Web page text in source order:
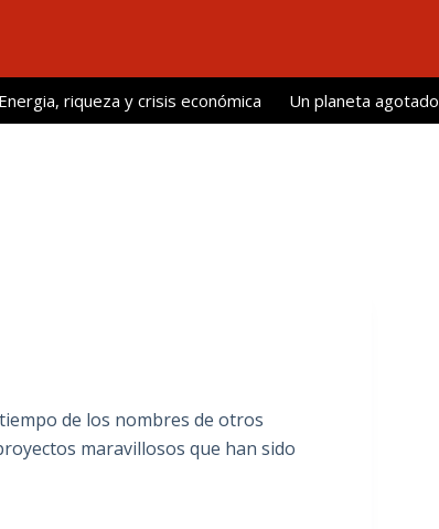
Energia, riqueza y crisis económica Un planeta agotado
de los nombres de otros
maravillosos que han sido